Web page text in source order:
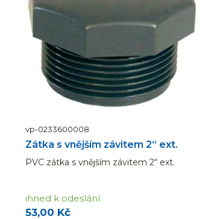
vp-0233600008
Zátka s vnějším závitem 2“ ext.
PVC zátka s vnějším závitem 2“ ext.
53,00 Kč
ihned k odeslání